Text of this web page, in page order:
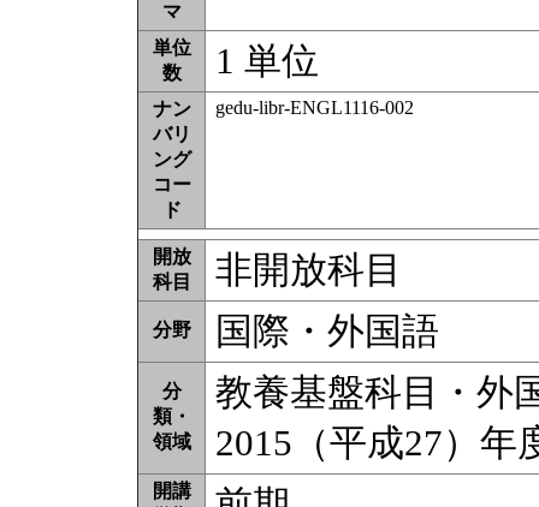
マ
単位
数
1 単位
ナン
バリ
ング
コー
ド
gedu-libr-ENGL1116-002
開放
科目
非開放科目
分野 国際・外国語
分
類・
領域
教養基盤科目・外
2015（平成27）年
開講